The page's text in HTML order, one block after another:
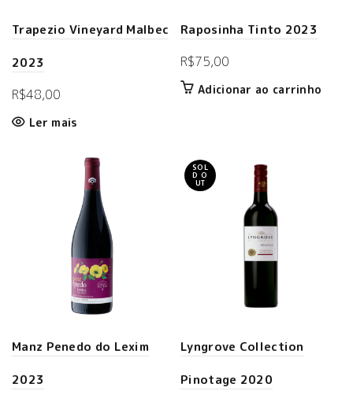
Trapezio Vineyard Malbec
2023
R$48,00
Ler mais
Raposinha Tinto 2023
R$75,00
Adicionar ao carrinho
Manz Penedo do Lexim
2023
SOL
D O
UT
Lyngrove Collection
Pinotage 2020